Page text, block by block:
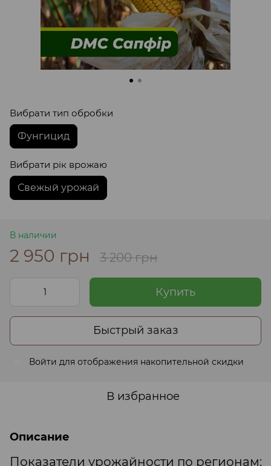
Вибрати тип обробки
Фунгицид
Вибрати рік врожаю
Свежый урожай
В наличии
2 950 грн 3 200 грн
Купить
Быстрый заказ
Войти для отображения накопительной скидки
В избранное
Описание
Показатели урожайности по регионам: